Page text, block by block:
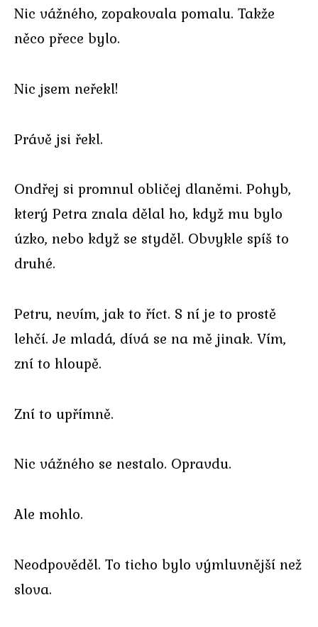
Nic vážného, zopakovala pomalu. Takže
něco přece bylo.
Nic jsem neřekl!
Právě jsi řekl.
Ondřej si promnul obličej dlaněmi. Pohyb,
který Petra znala dělal ho, když mu bylo
úzko, nebo když se styděl. Obvykle spíš to
druhé.
Petru, nevím, jak to říct. S ní je to prostě
lehčí. Je mladá, dívá se na mě jinak. Vím,
zní to hloupě.
Zní to upřímně.
Nic vážného se nestalo. Opravdu.
Ale mohlo.
Neodpověděl. To ticho bylo výmluvnější než
slova.